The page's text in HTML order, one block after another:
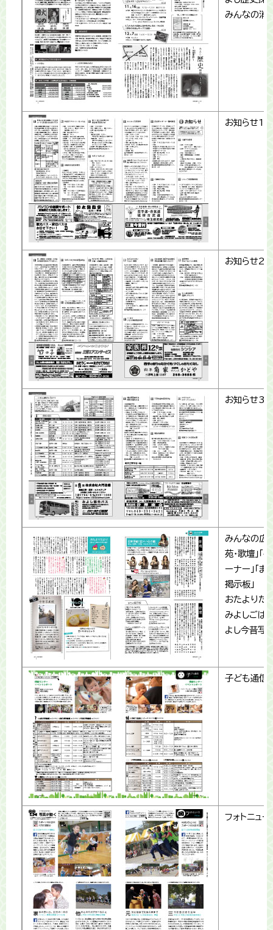
みんなの消
お知らせ1
お知らせ2
お知らせ3
みんなの広
苑・歌壇」「
ーナー」「ま
掲示板」
おたよりだ
みよしごは
よし今昔写
子ども通信
フォトニュー